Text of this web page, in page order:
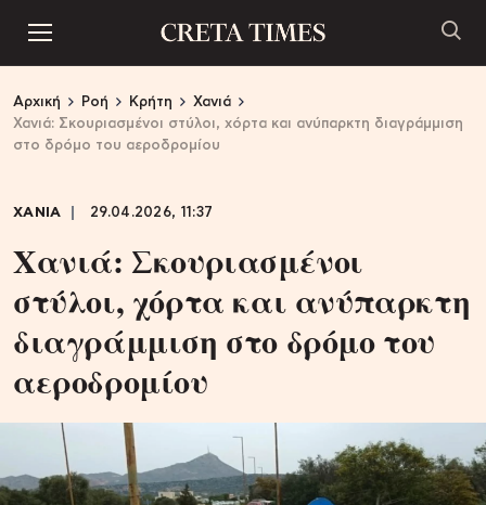
Αρχική Ροή Κρήτη
Χανιά
Χανιά: Σκουριασμένοι στύλοι, χόρτα και ανύπαρκτη διαγράμμιση
στο δρόμο του αεροδρομίου
ΧΑΝΙΑ 29.04.2026, 11:37
Χανιά: Σκουριασμένοι
στύλοι, χόρτα και ανύπαρκτη
διαγράμμιση στο δρόμο του
αεροδρομίου